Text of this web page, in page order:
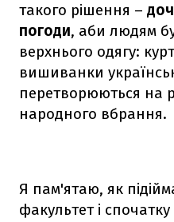
такого рішення –
погоди, аби людям
верхнього одягу:
вишиванки
перетворюються на
народного вбрання.
Я пам'ятаю, як
факультет і